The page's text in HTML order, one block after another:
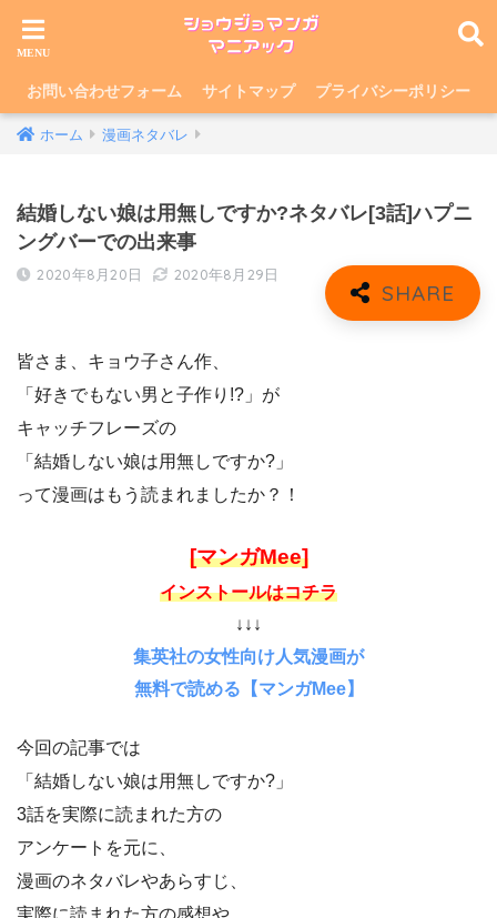
お問い合わせフォーム サイトマップ プライバシーポリシー
ホーム 漫画ネタバレ
結婚しない娘は用無しですか?ネタバレ[3話]ハプニ
ングバーでの出来事
2020年8月20日 2020年8月29日
皆さま、キョウ子さん作、
「好きでもない男と子作り!?」が
キャッチフレーズの
「結婚しない娘は用無しですか?」
って漫画はもう読まれましたか？！
[マンガMee]
インストールはコチラ
↓↓↓
集英社の女性向け人気漫画が
無料で読める【マンガMee】
今回の記事では
「結婚しない娘は用無しですか?」
3話を実際に読まれた方の
アンケートを元に、
漫画のネタバレやあらすじ、
実際に読まれた方の感想や